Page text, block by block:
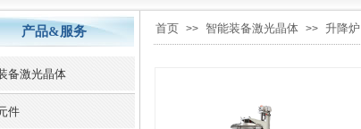
首页 >> 智能装备激光晶体 >> 升降炉
产品&服务
备激光晶体
件